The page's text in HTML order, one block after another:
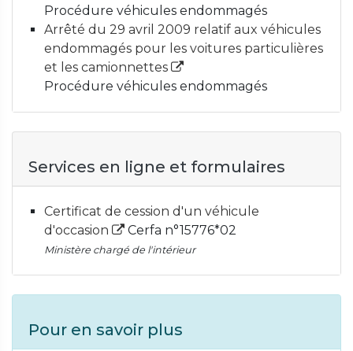
Procédure véhicules endommagés
Arrêté du 29 avril 2009 relatif aux véhicules
endommagés pour les voitures particulières
et les camionnettes
Procédure véhicules endommagés
Services en ligne et formulaires
Certificat de cession d'un véhicule
d'occasion
Cerfa n°15776*02
Ministère chargé de l'intérieur
Pour en savoir plus